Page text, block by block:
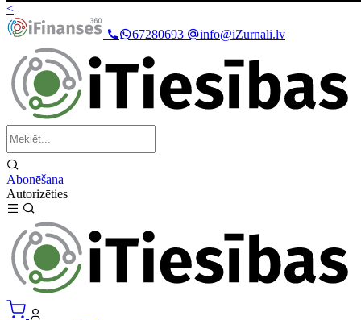
<
67280693
info@iZurnali.lv
Abonēšana
Autorizēties